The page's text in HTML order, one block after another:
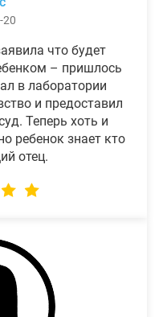
20
что будет
– пришлось
в лаборатории
и предоставил
Теперь хоть и
ребенок знает кто
отец.